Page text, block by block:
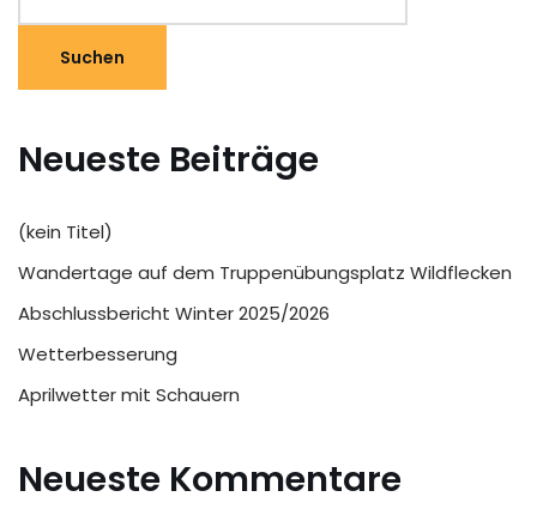
Suchen
Neueste Beiträge
(kein Titel)
Wandertage auf dem Truppenübungsplatz Wildflecken
Abschlussbericht Winter 2025/2026
Wetterbesserung
Aprilwetter mit Schauern
Neueste Kommentare